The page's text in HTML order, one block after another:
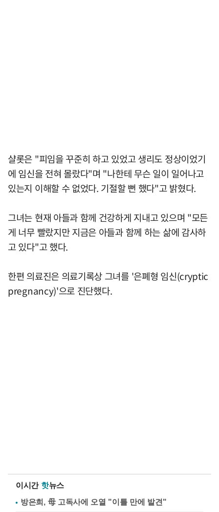
샬롯은 "피임을 꾸준히 하고 있었고 생리도 정상이었기
에 임신을 전혀 몰랐다"며 "나한테 무슨 일이 일어나고
있는지 이해할 수 없었다. 기절할 뻔 했다"고 밝혔다.
그녀는 현재 아들과 함께 건강하게 지내고 있으며 "모든
게 너무 빨랐지만 지금은 아들과 함께 하는 삶에 감사하
고 있다"고 했다.
한편 의료진은 의료기록상 그녀를 '은폐형 임신(cryptic
pregnancy)'으로 진단했다.
이시간 핫뉴스
방은희, 母 고독사에 오열 "이틀 만에 발견"